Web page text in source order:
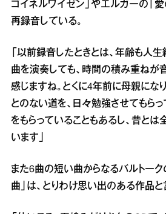
ゴイネルワイゼン」やエルガーの「
再録音している。
「以前録音したときとは、年齢も人
曲を演奏しても、時間の積み重ねが
感じますね。とくに4年前に母親にな
とのない道を、日々勉強させてもら
をもらっていることもあるし、昔とは
います」
また6曲の短い曲からなるバルトー
曲」は、とりわけ思い出のある作品と